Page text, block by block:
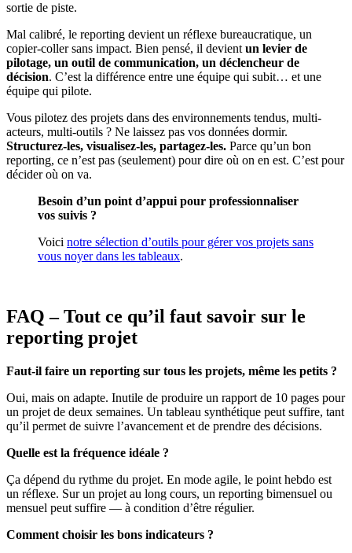
sortie de piste.
Mal calibré, le reporting devient un réflexe bureaucratique, un
copier-coller sans impact. Bien pensé, il devient un levier de
pilotage, un outil de communication, un déclencheur de
décision. C’est la différence entre une équipe qui subit… et une
équipe qui pilote.
Vous pilotez des projets dans des environnements tendus, multi-
acteurs, multi-outils ? Ne laissez pas vos données dormir.
Structurez-les, visualisez-les, partagez-les. Parce qu’un bon
reporting, ce n’est pas (seulement) pour dire où on en est. C’est pour
décider où on va.
Besoin d’un point d’appui pour professionnaliser
vos suivis ?
Voici notre sélection d’outils pour gérer vos projets sans
vous noyer dans les tableaux.
FAQ – Tout ce qu’il faut savoir sur le
reporting projet
Faut-il faire un reporting sur tous les projets, même les petits ?
Oui, mais on adapte. Inutile de produire un rapport de 10 pages pour
un projet de deux semaines. Un tableau synthétique peut suffire, tant
qu’il permet de suivre l’avancement et de prendre des décisions.
Quelle est la fréquence idéale ?
Ça dépend du rythme du projet. En mode agile, le point hebdo est
un réflexe. Sur un projet au long cours, un reporting bimensuel ou
mensuel peut suffire — à condition d’être régulier.
Comment choisir les bons indicateurs ?